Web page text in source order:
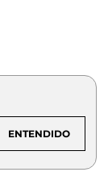
ENTENDIDO